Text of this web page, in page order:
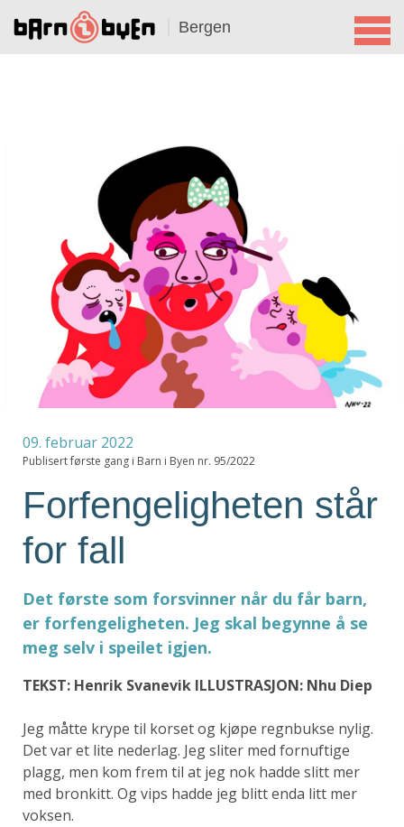
Bergen
09. februar 2022
Publisert første gang i Barn i Byen nr. 95/2022
Forfengeligheten står
for fall
Det første som forsvinner når du får barn,
er forfengeligheten. Jeg skal begynne å se
meg selv i speilet igjen.
TEKST: Henrik Svanevik ILLUSTRASJON: Nhu Diep
Jeg måtte krype til korset og kjøpe regnbukse nylig.
Det var et lite nederlag. Jeg sliter med fornuftige
plagg, men kom frem til at jeg nok hadde slitt mer
med bronkitt. Og vips hadde jeg blitt enda litt mer
voksen.